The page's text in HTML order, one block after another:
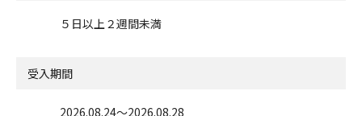
５日以上２週間未満
受入期間
2026.08.24〜2026.08.28